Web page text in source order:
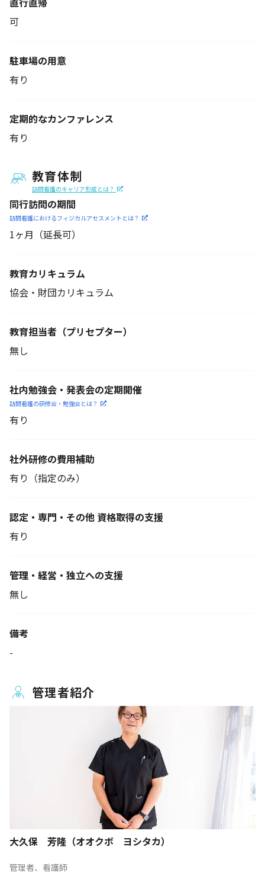
可
駐車場の用意
有り
定期的なカンファレンス
有り
教育体制
訪問看護のキャリア形成とは？
同行訪問の期間
訪問看護におけるフィジカルアセスメントとは？
1ヶ月（延長可）
教育カリキュラム
協会・財団カリキュラム
教育担当者 （プリセプター）
無し
社内勉強会・発表会の定期開催
訪問看護の研修会・勉強会とは？
有り
社外研修の費用補助
有り（指定のみ）
認定・専門・その他 資格取得の支援
有り
管理・経営・独立への支援
無し
備考
-
管理者紹介
大久保 芳隆（オオクボ ヨシタカ）
管理者、看護師